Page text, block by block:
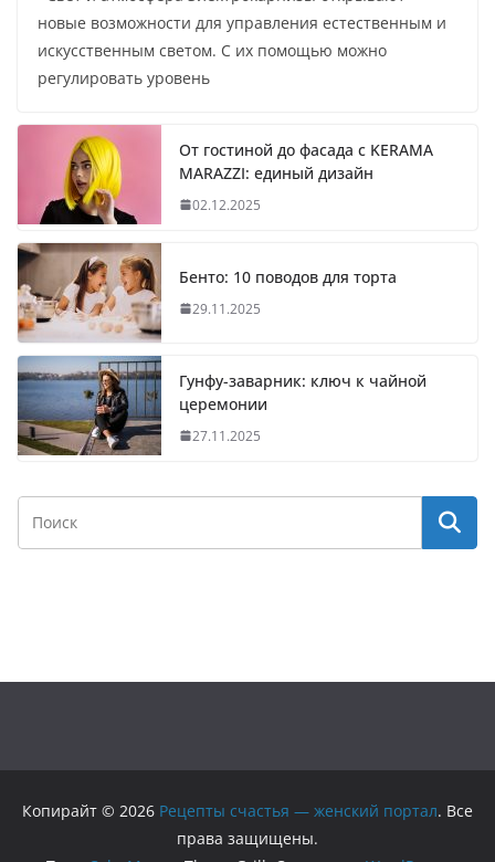
новые возможности для управления естественным и
искусственным светом. С их помощью можно
регулировать уровень
От гостиной до фасада с KERAMA
MARAZZI: единый дизайн
02.12.2025
Бенто: 10 поводов для торта
29.11.2025
Гунфу-заварник: ключ к чайной
церемонии
27.11.2025
Копирайт © 2026 Рецепты счастья — женский портал. Все
права защищены.